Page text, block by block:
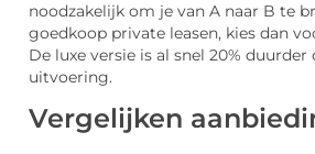
noodzakelijk om je van A naar B te
goedkoop private leasen, kies dan
De luxe versie is al snel 20% duurder
uitvoering.
Vergelijken